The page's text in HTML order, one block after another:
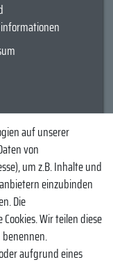
auf unserer
von
um z.B. Inhalte und
einzubinden
Die
Wir teilen diese
aufgrund eines